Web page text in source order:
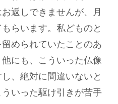
返しできませんが、月
らいます。私どものと
められていたことのあ
にも、こういった仏像
、絶対に間違いないと
いった駆け引きが苦手